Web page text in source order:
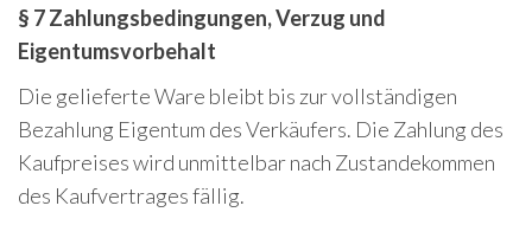
§ 7 Zahlungsbedingungen, Verzug und
Eigentumsvorbehalt
Die gelieferte Ware bleibt bis zur vollständigen
Bezahlung Eigentum des Verkäufers. Die Zahlung des
Kaufpreises wird unmittelbar nach Zustandekommen
des Kaufvertrages fällig.